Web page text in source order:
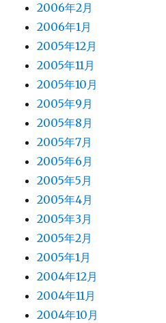
2006年2月
2006年1月
2005年12月
2005年11月
2005年10月
2005年9月
2005年8月
2005年7月
2005年6月
2005年5月
2005年4月
2005年3月
2005年2月
2005年1月
2004年12月
2004年11月
2004年10月